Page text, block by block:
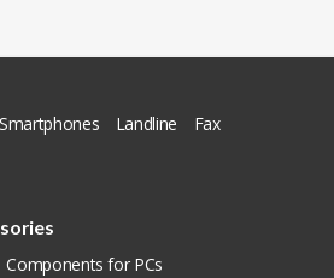
Smartphones Landline
Fax
Components for PCs